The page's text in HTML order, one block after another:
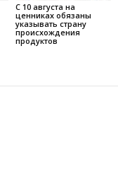
С 10 августа на
ценниках обязаны
указывать страну
происхождения
продуктов